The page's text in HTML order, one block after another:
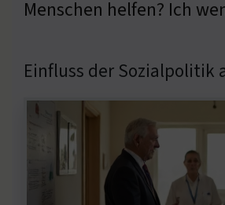
Menschen helfen? Ich
Einfluss der Sozialpolitik